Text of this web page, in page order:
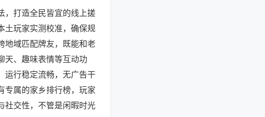
，打造全民皆宜的线上搓
土玩家实测校准，确保规
地域匹配牌友，既能和老
天、趣味表情等互动功
运行稳定流畅，无广告干
专属的家乡排行榜，玩家
社交性，不管是闲暇时光